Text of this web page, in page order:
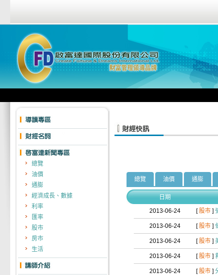
總覽
油價
通膨
經濟成長、數據
利率
匯率
股市
房市
生活
總覽 油價 通膨
日期
2013-06-24
[股市]
2013-06-24 [股市]
2013-06-24 [股市]
2013-06-24 [股市]
2013-06-24 [股市]